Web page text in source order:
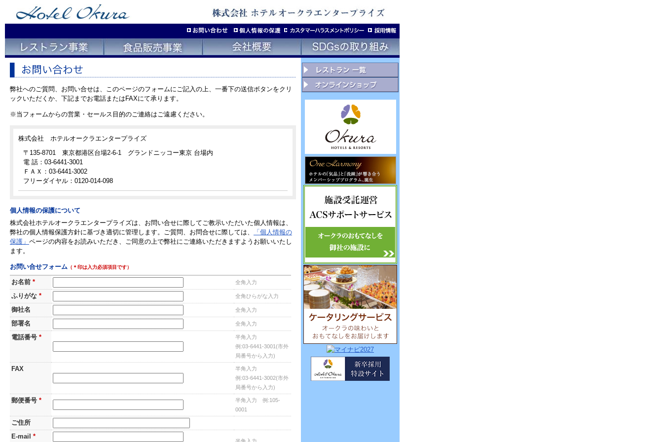
弊社へのご質問、お問い合せは、このページのフォームにご記入の上、一番下の送信ボタンをクリ
ックいただくか、下記までお電話またはFAXにて承ります。
※当フォームからの営業・セールス目的のご連絡はご遠慮ください。
株式会社 ホテルオークラエンタープライズ
〒135-8701 東京都港区台場2-6-1 グランドニッコー東京 台場内
電 話：03-6441-3001
ＦＡＸ：03-6441-3002
フリーダイヤル：0120-014-098
個人情報の保護について
株式会社ホテルオークラエンタープライズは、お問い合せに際してご教示いただいた個人情報は、
弊社の個人情報保護方針に基づき適切に管理します。ご質問、お問合せに際しては、
「個人情報の
保護」 ページの内容をお読みいただき、ご同意の上で弊社にご連絡いただきますようお願いいたし
ます。
お問い合せフォーム （＊印は入力必須項目です）
お名前 * 全角入力
ふりがな * 全角ひらがな入力
御社名 全角入力
部署名 全角入力
電話番号 *
半角入力
例:03-6441-3001(市外
局番号から入力)
FAX
半角入力
例:03-6441-3002(市外
局番号から入力)
郵便番号 *
半角入力 例:105-
0001
ご住所
E-mail *